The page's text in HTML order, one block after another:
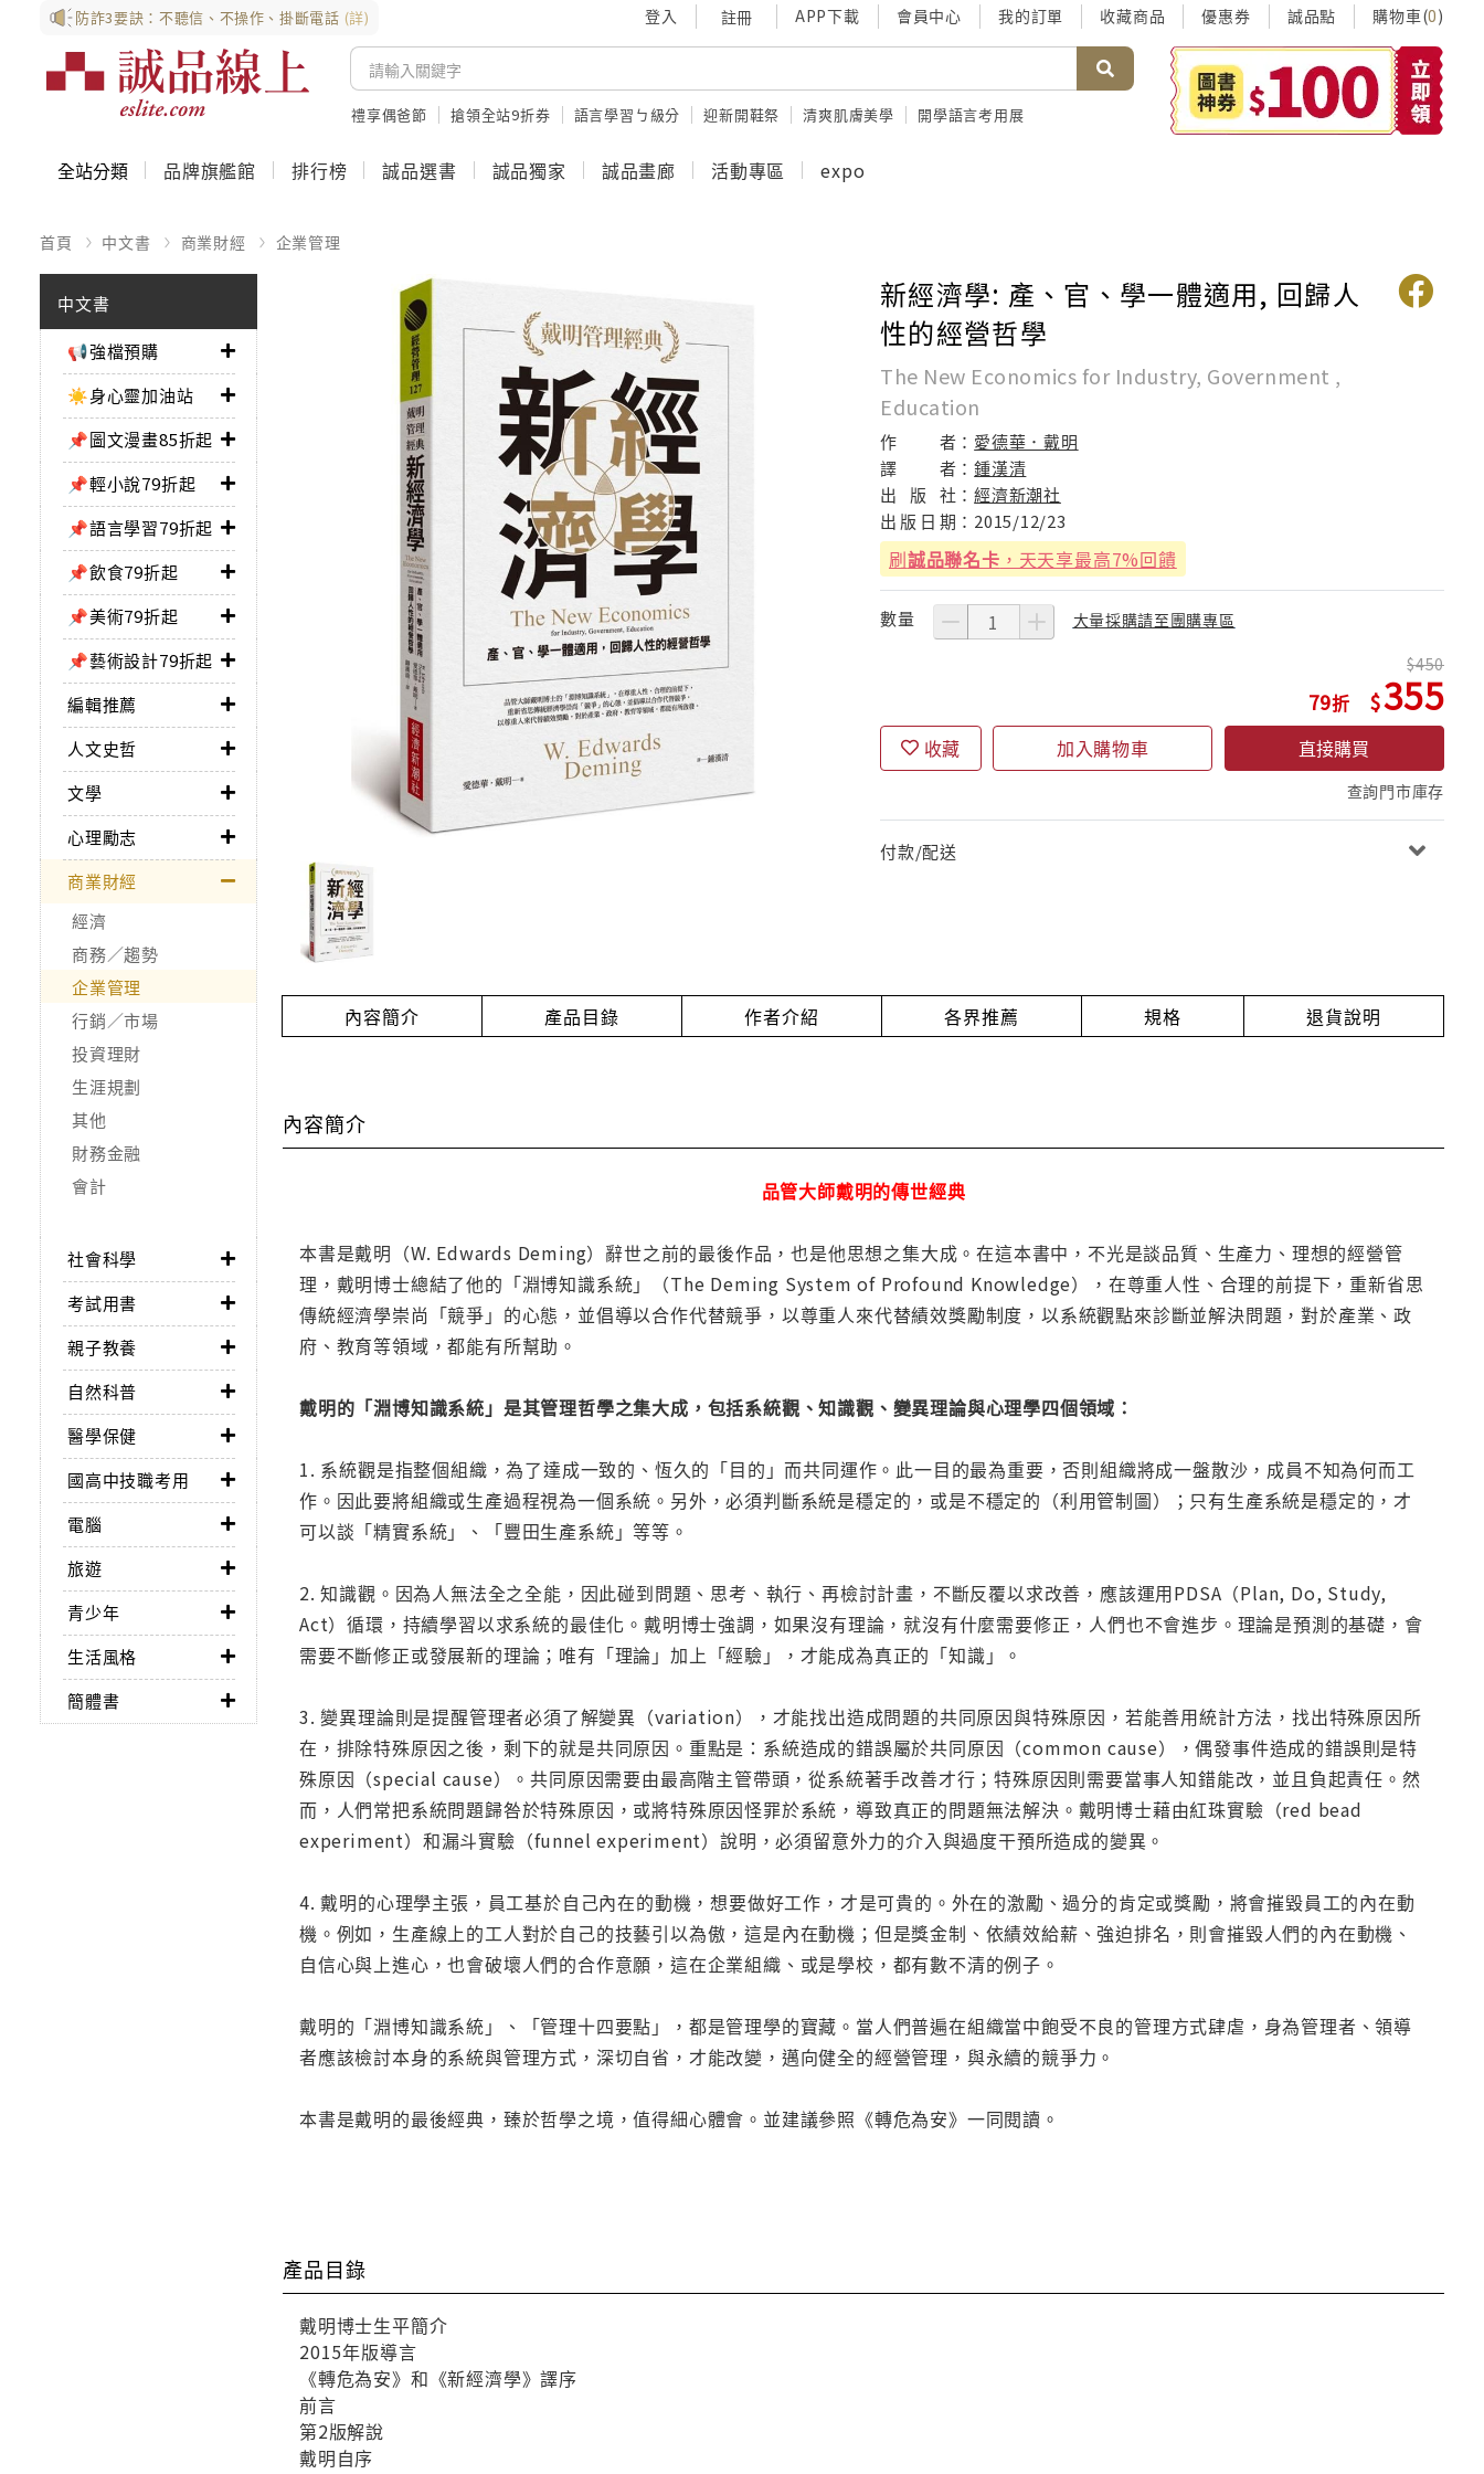
防詐3要訣：不聽信、不操作、掛斷電話 (詳) 登入 註冊 APP下載 會員中心 我的訂單 收藏商品 優惠券 誠品點 購物車(0)
禮享偶爸節 搶領全站9折券 語言學習ㄅ級分 迎新開鞋祭 清爽肌膚美學 開學語言考用展
全站分類 品牌旗艦館 排行榜 誠品選書 誠品獨家 誠品畫廊 活動專區 expo
首頁 中文書 商業財經 企業管理
中文書
📢強檔預購
☀️身心靈加油站
📌圖文漫畫85折起
📌輕小說79折起
📌語言學習79折起
📌飲食79折起
📌美術79折起
📌藝術設計79折起
編輯推薦
人文史哲
文學
心理勵志
商業財經
經濟
商務／趨勢
企業管理
行銷／市場
投資理財
生涯規劃
其他
財務金融
會計
社會科學
考試用書
親子教養
自然科普
醫學保健
國高中技職考用
電腦
旅遊
青少年
生活風格
簡體書
新經濟學: 產、官、學一體適用, 回歸人
性的經營哲學
The New Economics for Industry, Government ,
Education
作 者： 愛德華．戴明
譯
者：鍾漢清
出
版 社：經濟新潮社
出 版 日 期： 2015/12/23
刷誠品聯名卡 ，天天享最高7%回饋
數量 大量採購請至團購專區
79
450
355
收藏 加入購物車 直接購買
查詢門市庫存
付款/配送
內容簡介 產品目錄 作者介紹 各界推薦 規格 退貨說明
內容簡介
品管大師戴明的傳世經典
本書是戴明（W. Edwards Deming）辭世之前的最後作品，也是他思想之集大成。在這本書中，不光是談品質、生產力、理想的經營管
理，戴明博士總結了他的「淵博知識系統」（The Deming System of Profound Knowledge），在尊重人性、合理的前提下，重新省思
傳統經濟學崇尚「競爭」的心態，並倡導以合作代替競爭，以尊重人來代替績效獎勵制度，以系統觀點來診斷並解決問題，對於產業、政
府、教育等領域，都能有所幫助。
戴明的「淵博知識系統」是其管理哲學之集大成，包括系統觀、知識觀、變異理論與心理學四個領域：
1. 系統觀是指整個組織，為了達成一致的、恆久的「目的」而共同運作。此一目的最為重要，否則組織將成一盤散沙，成員不知為何而工
作。因此要將組織或生產過程視為一個系統。另外，必須判斷系統是穩定的，或是不穩定的（利用管制圖）；只有生產系統是穩定的，才
可以談「精實系統」、「豐田生產系統」等等。
2. 知識觀。因為人無法全之全能，因此碰到問題、思考、執行、再檢討計畫，不斷反覆以求改善，應該運用PDSA（Plan, Do, Study,
Act）循環，持續學習以求系統的最佳化。戴明博士強調，如果沒有理論，就沒有什麼需要修正，人們也不會進步。理論是預測的基礎，會
需要不斷修正或發展新的理論；唯有「理論」加上「經驗」，才能成為真正的「知識」。
3. 變異理論則是提醒管理者必須了解變異（variation），才能找出造成問題的共同原因與特殊原因，若能善用統計方法，找出特殊原因所
在，排除特殊原因之後，剩下的就是共同原因。重點是：系統造成的錯誤屬於共同原因（common cause），偶發事件造成的錯誤則是特
殊原因（special cause）。共同原因需要由最高階主管帶頭，從系統著手改善才行；特殊原因則需要當事人知錯能改，並且負起責任。然
而，人們常把系統問題歸咎於特殊原因，或將特殊原因怪罪於系統，導致真正的問題無法解決。戴明博士藉由紅珠實驗（red bead
experiment）和漏斗實驗（funnel experiment）說明，必須留意外力的介入與過度干預所造成的變異。
4. 戴明的心理學主張，員工基於自己內在的動機，想要做好工作，才是可貴的。外在的激勵、過分的肯定或獎勵，將會摧毀員工的內在動
機。例如，生產線上的工人對於自己的技藝引以為傲，這是內在動機；但是獎金制、依績效給薪、強迫排名，則會摧毀人們的內在動機、
自信心與上進心，也會破壞人們的合作意願，這在企業組織、或是學校，都有數不清的例子。
戴明的「淵博知識系統」、「管理十四要點」，都是管理學的寶藏。當人們普遍在組織當中飽受不良的管理方式肆虐，身為管理者、領導
者應該檢討本身的系統與管理方式，深切自省，才能改變，邁向健全的經營管理，與永續的競爭力。
本書是戴明的最後經典，臻於哲學之境，值得細心體會。並建議參照《轉危為安》一同閱讀。
產品目錄
戴明博士生平簡介
2015年版導言
《轉危為安》和《新經濟學》譯序
前言
第2版解說
戴明自序